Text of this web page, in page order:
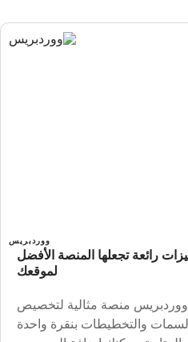
ووردبريس
: تعرف على 10 ميزات رائعة تجعلها المنصة الأفضل
لموقعك
منصة مثالية لتخصيص
والتخطيطات بنقرة واحدة